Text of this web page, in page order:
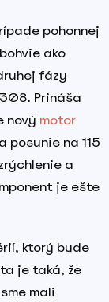
pohonnej
ako
fázy
Prináša
nový motor
posunie na 115
a
je ešte
ktorý bude
je taká, že
mali